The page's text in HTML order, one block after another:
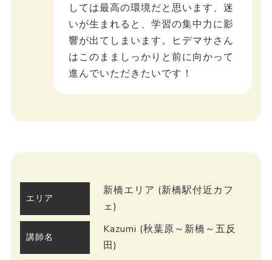
しては最高の環境だと思います、迷
いが生まれると、学習の集中力に影
響が出てしまいます。ヒデマサさん
はこのまましっかりと前に向かって
進んでいただきたいです！
エリア
新橋エリア (新橋駅付近カフ
ェ)
講師名
Kazumi (秋葉原～新橋～五反
田)